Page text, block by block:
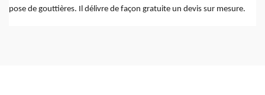
pose de gouttières. Il délivre de façon gratuite un devis sur mesure.